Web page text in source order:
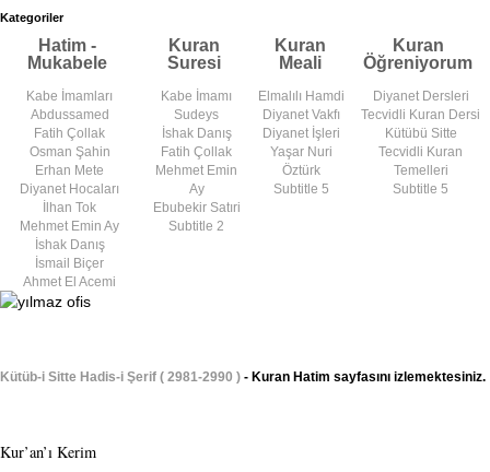
Kategoriler
Hatim -
Mukabele
Kuran
Suresi
Kuran
Meali
Kuran
Öğreniyorum
Kabe İmamları
Abdussamed
Fatih Çollak
Osman Şahin
Erhan Mete
Diyanet Hocaları
İlhan Tok
Mehmet Emin Ay
İshak Danış
İsmail Biçer
Ahmet El Acemi
Kabe İmamı
Sudeys
İshak Danış
Fatih Çollak
Mehmet Emin
Ay
Ebubekir Satıri
Subtitle 2
Elmalılı Hamdi
Diyanet Vakfı
Diyanet İşleri
Yaşar Nuri
Öztürk
Subtitle 5
Diyanet Dersleri
Tecvidli Kuran Dersi
Kütübü Sitte
Tecvidli Kuran
Temelleri
Subtitle 5
Kütüb-i Sitte Hadis-i Şerif ( 2981-2990 ) - Kuran Hatim sayfasını izlemektesiniz.
Kur’an’ı Kerim